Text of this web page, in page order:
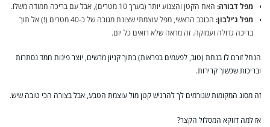
מפל דבורה: האח הקטן והצנוע יותר (בערך 10 מטרים), אבל עם בריכה חמודה משלו.
מפל ג'ילבון:
הכוכב הראשי, מפל עוצמתי שצונח מגובה של כ-40 מטרים (!) אל תוך
בריכה גדולה ועמוקה. זה מראה שלא רואים כל יום.
הנחל זורם לו בנחת (טוב, לפעמים בפראות) בתוך קניון מרשים, יוצר פינות חמד נסתרות
ובריכות שכשוך קרירות.
זה מסוג המקומות שגורמים לך להרגיש קטן מול עוצמת הטבע, אבל בצורה הכי טובה שיש.
אז למה דווקא המסלול הקצר?